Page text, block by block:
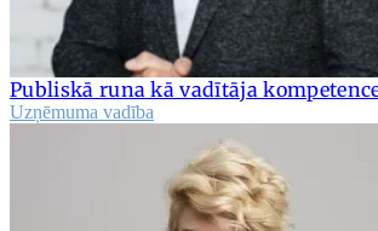
Publiskā runa kā vadītāja
Uzņēmuma vadība